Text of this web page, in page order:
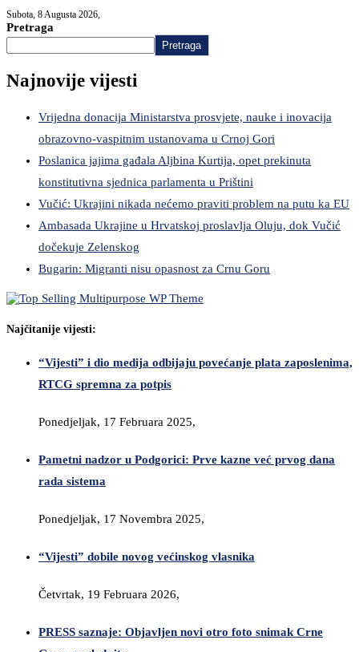
Subota, 8 Augusta 2026,
Pretraga
Pretraga
Najnovije vijesti
Vrijedna donacija Ministarstva prosvjete, nauke i inovacija
obrazovno-vaspitnim ustanovama u Crnoj Gori
Poslanica jajima gađala Aljbina Kurtija, opet prekinuta
konstitutivna sjednica parlamenta u Prištini
Vučić: Ukrajini nikada nećemo praviti problem na putu ka EU
Ambasada Ukrajine u Hrvatskoj proslavlja Oluju, dok Vučić
dočekuje Zelenskog
Bugarin: Migranti nisu opasnost za Crnu Goru
Najčitanije vijesti:
“Vijesti” i dio medija odbijaju povećanje plata zaposlenima,
RTCG spremna za potpis
Ponedjeljak, 17 Februara 2025,
Pametni nadzor u Podgorici: Prve kazne već prvog dana
rada sistema
Ponedjeljak, 17 Novembra 2025,
“Vijesti” dobile novog većinskog vlasnika
Četvrtak, 19 Februara 2026,
PRESS saznaje: Objavljen novi otro foto snimak Crne